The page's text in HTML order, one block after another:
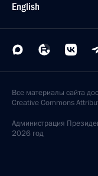
English
Все материалы сайта
Creative Commons
Администрация
2026 год